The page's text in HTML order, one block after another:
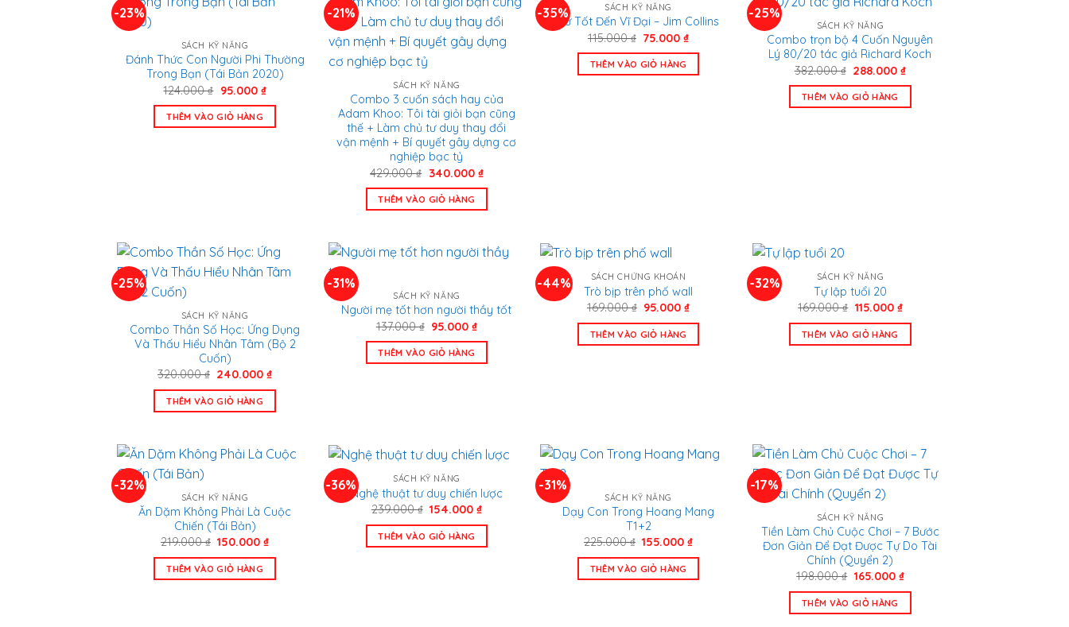
-23%
SÁCH KỸ NĂNG
Đánh Thức Con Người Phi Thường
Trong Bạn (Tái Bản 2020)
124.000₫ Giá
là:
124.000 ₫.
95.000 ₫Giá
THÊM VÀO GIỎ HÀNG
-21%
SÁCH KỸ NĂNG
Combo 3 cuốn sách hay của
Adam Khoo: Tôi tài giỏi bạn cũng
thế + Làm chủ tư duy thay đổi
vận mệnh + Bí quyết gây dựng cơ
nghiệp bạc tỷ
429.000₫ Giá
là:
429.000 ₫.
340.000 ₫Giá
THÊM VÀO GIỎ HÀNG
-35% SÁCH KỸ NĂNG
Từ Tốt Đến Vĩ Đại – Jim Collins
115.000₫ Giá
là:
115.000 ₫.
75.000₫Giá
là:
THÊM VÀO GIỎ HÀNG
-25%
SÁCH KỸ NĂNG
Combo trọn bộ 4 Cuốn Nguyên
Lý 80/20 tác giả Richard Koch
382.000₫ Giá
là:
382.000 ₫.
288.000₫Giá
THÊM VÀO GIỎ HÀNG
-25%
SÁCH KỸ NĂNG
Combo Thần Số Học: Ứng Dụng
Và Thấu Hiểu Nhân Tâm (Bộ 2
Cuốn)
320.000₫ Giá
là:
320.000 ₫.
240.000₫Giá
THÊM VÀO GIỎ HÀNG
-31%
SÁCH KỸ NĂNG
Người mẹ tốt hơn người thầy tốt
137.000₫ Giá
là:
137.000 ₫.
95.000₫Giá
là:
THÊM VÀO GIỎ HÀNG
-44% SÁCH CHỨNG KHOÁN
Trò bịp trên phố wall
169.000₫ Giá
là:
169.000 ₫.
95.000₫Giá
THÊM VÀO GIỎ HÀNG
-32% SÁCH KỸ NĂNG
Tự lập tuổi 20
169.000₫ Giá
là:
169.000 ₫.
115.000 ₫Giá
THÊM VÀO GIỎ HÀNG
-32%
SÁCH KỸ NĂNG
Ăn Dặm Không Phải Là Cuộc
Chiến (Tái Bản)
219.000₫ Giá
là:
219.000 ₫.
150.000₫Giá
tại
THÊM VÀO GIỎ HÀNG
-36% SÁCH KỸ NĂNG
Nghệ thuật tư duy chiến lược
239.000₫ Giá
là:
239.000 ₫.
154.000₫Giá
tại
THÊM VÀO GIỎ HÀNG
-31%
SÁCH KỸ NĂNG
Dạy Con Trong Hoang Mang
T1+2
225.000₫ Giá
là:
225.000 ₫.
155.000₫Giá
tại
THÊM VÀO GIỎ HÀNG
-17%
SÁCH KỸ NĂNG
Tiền Làm Chủ Cuộc Chơi – 7 Bước
Đơn Giản Để Đạt Được Tự Do Tài
Chính (Quyển 2)
198.000₫ Giá
là:
198.000 ₫.
165.000 ₫Giá
tại
THÊM VÀO GIỎ HÀNG